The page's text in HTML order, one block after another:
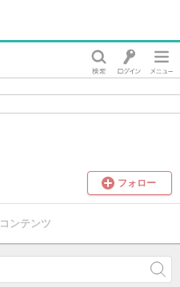
フォロー
コンテンツ